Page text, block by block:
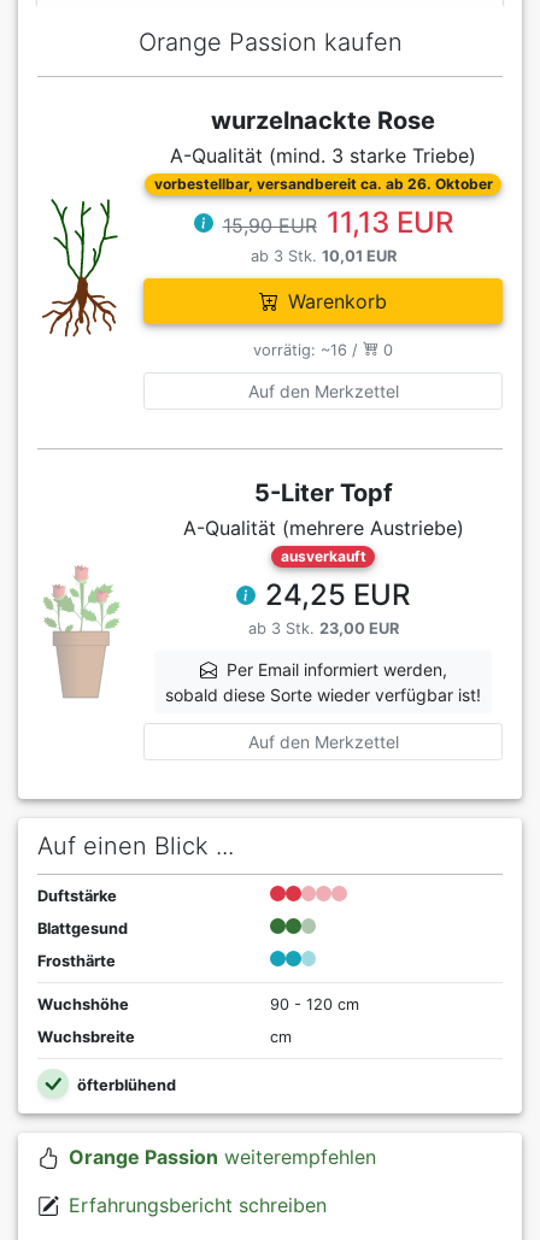
Orange Passion kaufen
wurzelnackte Rose
A-Qualität (mind. 3 starke Triebe)
vorbestellbar, versandbereit ca. ab 26. Oktober
15,90 EUR 11,13 EUR
ab 3 Stk. 10,01 EUR
Warenkorb
vorrätig: ~16 / 0
Auf den Merkzettel
5-Liter Topf
A-Qualität (mehrere Austriebe)
ausverkauft
24,25 EUR
ab 3 Stk. 23,00 EUR
Per Email informiert werden,
sobald diese Sorte wieder verfügbar ist!
Auf den Merkzettel
Auf einen Blick ...
Duftstärke
Blattgesund
Frosthärte
Wuchshöhe
90 - 120 cm
Wuchsbreite
cm
öfterblühend
Orange Passion weiterempfehlen
Erfahrungsbericht schreiben